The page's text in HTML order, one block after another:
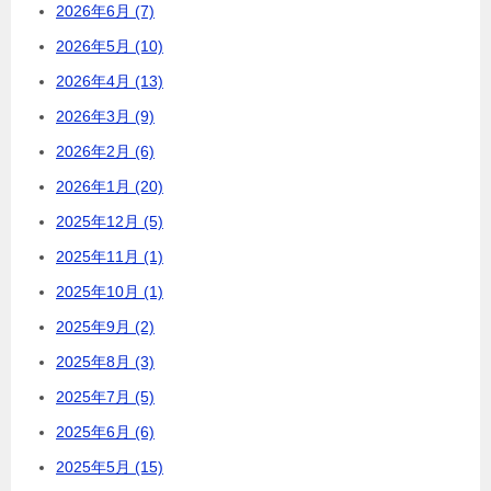
2026年6月 (7)
2026年5月 (10)
2026年4月 (13)
2026年3月 (9)
2026年2月 (6)
2026年1月 (20)
2025年12月 (5)
2025年11月 (1)
2025年10月 (1)
2025年9月 (2)
2025年8月 (3)
2025年7月 (5)
2025年6月 (6)
2025年5月 (15)